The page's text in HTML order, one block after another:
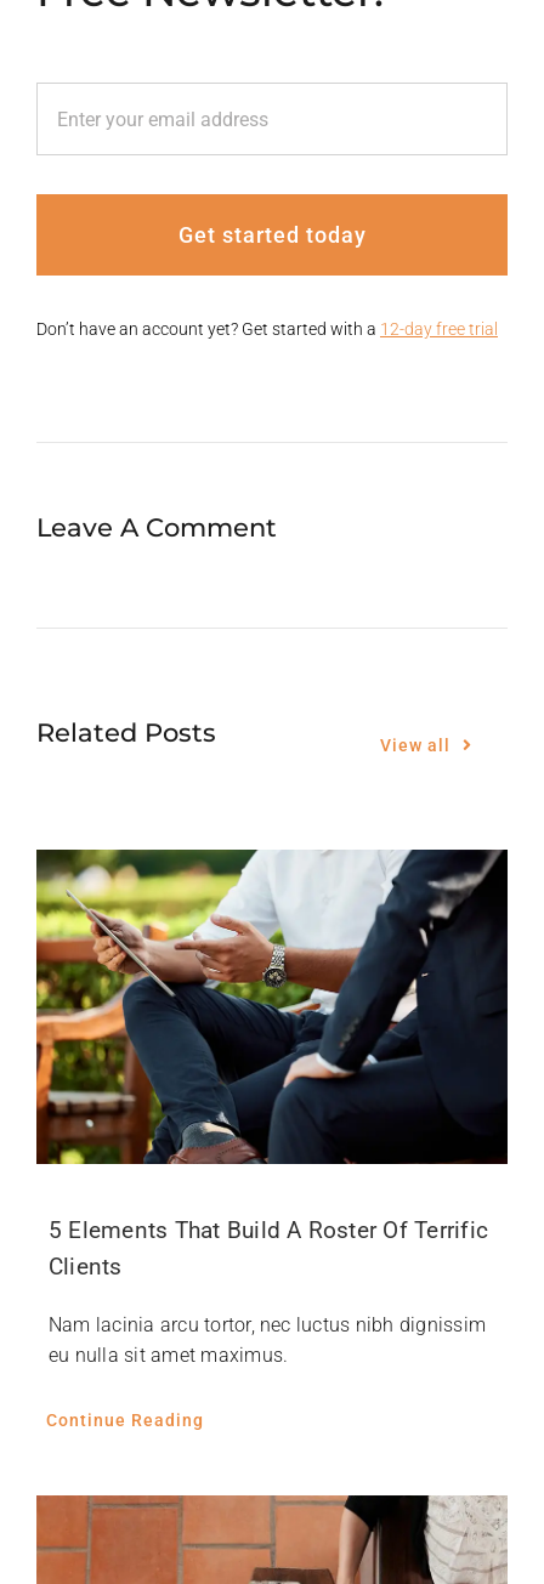
Get started today
Don’t have an account yet? Get started with a 12-day free trial
Leave A Comment
Related Posts View all
5 Elements That Build A Roster Of Terrific
Clients
Nam lacinia arcu tortor, nec luctus nibh dignissim
eu nulla sit amet maximus.
Continue Reading